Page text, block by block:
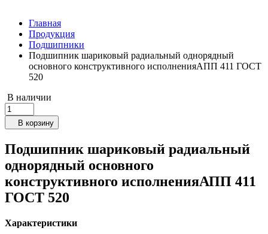
Главная
Продукция
Подшипники
Подшипник шариковый радиальный однорядный
основного конструктивного исполненияАПП 411 ГОСТ
520
В наличии
В корзину
Подшипник шариковый радиальный
однорядный основного
конструктивного исполненияАПП 411
ГОСТ 520
Характеристики